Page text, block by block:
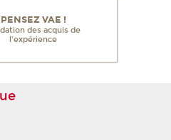
PENSEZ VAE !
des acquis de
l'expérience